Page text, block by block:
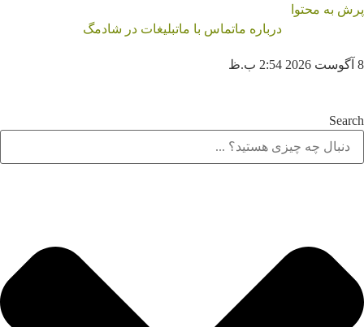
به محتوا
درباره ماتماس با ماتبلیغات در شادمگ
ب.ظ